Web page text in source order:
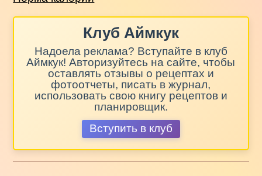
Клуб Аймкук
Надоела реклама? Вступайте в клуб
Аймкук! Авторизуйтесь на сайте, чтобы
оставлять отзывы о рецептах и
фотоотчеты, писать в журнал,
использовать свою книгу рецептов и
планировщик.
Вступить в клуб